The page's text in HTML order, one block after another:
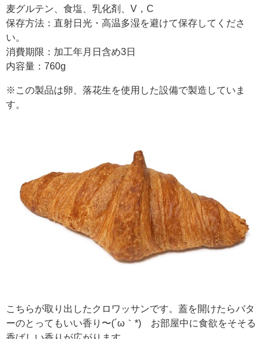
麦グルテン、食塩、乳化剤、V，C
保存方法：直射日光・高温多湿を避けて保存してくださ
い。
消費期限：加工年月日含め3日
内容量：760g
※この製品は卵、落花生を使用した設備で製造していま
す。
こちらが取り出したクロワッサンです。蓋を開けたらバタ
ーのとってもいい香り〜(´ω｀*) お部屋中に食欲をそそる